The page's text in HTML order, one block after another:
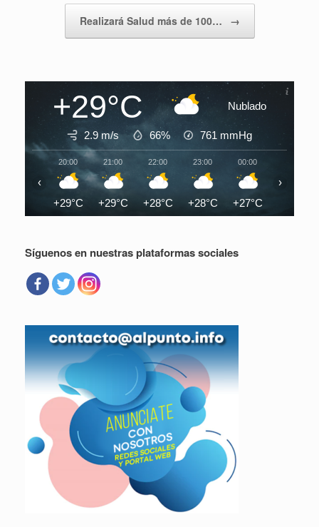
Realizará Salud más de 100… →
+29°C Nublado
2.9 m/s 66% 761 mmHg
20:00
+29°C
21:00
+29°C
22:00
+28°C
23:00
+28°C
00:00
+27°C
‹ ›
Síguenos en nuestras plataformas sociales